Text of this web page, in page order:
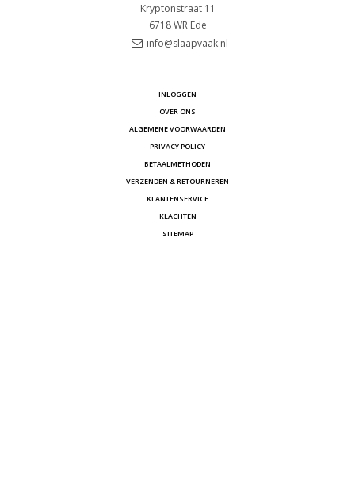
Kryptonstraat 11
6718 WR Ede
info@slaapvaak.nl
INLOGGEN
OVER ONS
ALGEMENE VOORWAARDEN
PRIVACY POLICY
BETAALMETHODEN
VERZENDEN & RETOURNEREN
KLANTENSERVICE
KLACHTEN
SITEMAP